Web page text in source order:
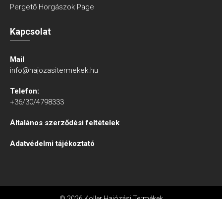
Pergető Horgászok Page
Kapcsolat
Mail
info@hajozasitermekek.hu
Telefon:
+36/30/4798333
Általános szerződési feltételek
Adatvédelmi tájékoztató